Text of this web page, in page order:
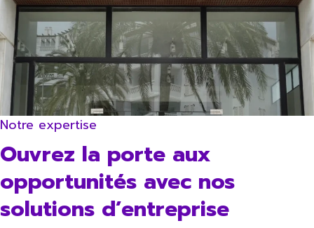
Notre expertise
Ouvrez la porte aux
opportunités avec nos
solutions d’entreprise